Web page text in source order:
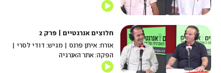
חלוצים אנרגטיים | פרק 2
אורח: איתן פרנס | מגיש: דודי לסרי |
הפקה: אתר האנרגיה